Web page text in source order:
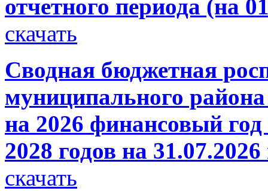
отчетного периода (на
скачать
Сводная бюджетная
муниципального
на 2026 финансовый
2028 годов на 31.07.2026
скачать